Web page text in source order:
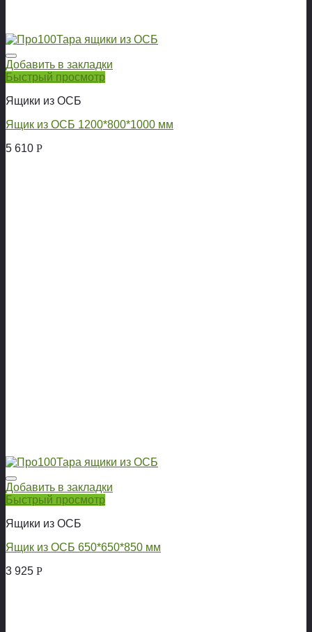
Добавить в закладки
Быстрый просмотр
Ящики из ОСБ
Ящик из ОСБ 1200*800*1000 мм
5 610 Р
Добавить в закладки
Быстрый просмотр
Ящики из ОСБ
Ящик из ОСБ 650*650*850 мм
3 925 Р